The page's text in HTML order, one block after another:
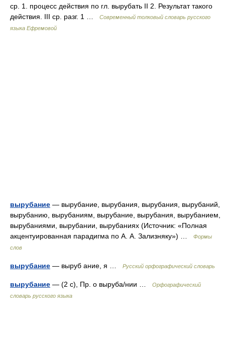
ср. 1. процесс действия по гл. вырубать II 2. Результат такого
действия. III ср. разг. 1 …
Современный толковый словарь русского
языка Ефремовой
вырубание — вырубание, вырубания, вырубания, вырубаний,
вырубанию, вырубаниям, вырубание, вырубания, вырубанием,
вырубаниями, вырубании, вырубаниях (Источник: «Полная
акцентуированная парадигма по А. А. Зализняку») …
Формы
слов
вырубание — выруб ание, я … Русский орфографический словарь
вырубание — (2 с), Пр. о выруба/нии …
Орфографический
словарь русского языка